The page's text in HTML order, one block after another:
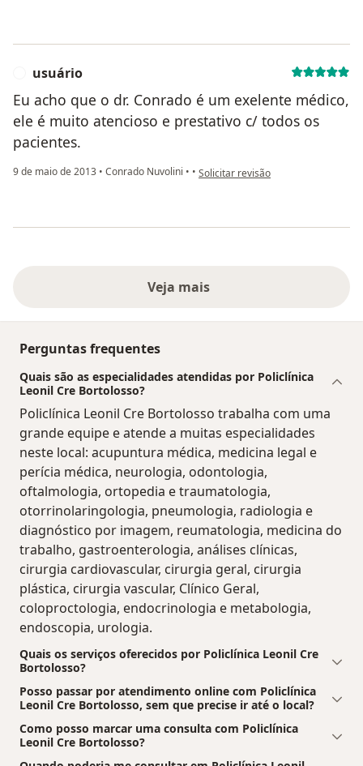
usuário
Eu acho que o dr. Conrado é um exelente médico,
ele é muito atencioso e prestativo c/ todos os
pacientes.
9 de maio de 2013 • Conrado Nuvolini • • na opinião do utilizador usuário
Solicitar revisão
Veja mais
Perguntas frequentes
Quais são as especialidades atendidas por Policlínica
Leonil Cre Bortolosso?
Policlínica Leonil Cre Bortolosso trabalha com uma
grande equipe e atende a muitas especialidades
neste local: acupuntura médica, medicina legal e
perícia médica, neurologia, odontologia,
oftalmologia, ortopedia e traumatologia,
otorrinolaringologia, pneumologia, radiologia e
diagnóstico por imagem, reumatologia, medicina do
trabalho, gastroenterologia, análises clínicas,
cirurgia cardiovascular, cirurgia geral, cirurgia
plástica, cirurgia vascular, Clínico Geral,
coloproctologia, endocrinologia e metabologia,
endoscopia, urologia.
Quais os serviços oferecidos por Policlínica Leonil Cre
Bortolosso?
Posso passar por atendimento online com Policlínica
Leonil Cre Bortolosso, sem que precise ir até o local?
Como posso marcar uma consulta com Policlínica
Leonil Cre Bortolosso?